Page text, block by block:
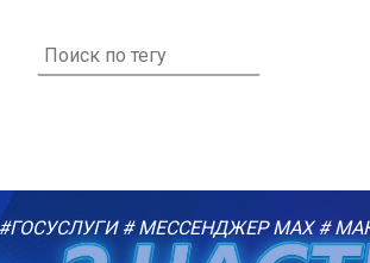
#ГОСУСЛУГИ # МЕССЕНДЖЕР MAX #